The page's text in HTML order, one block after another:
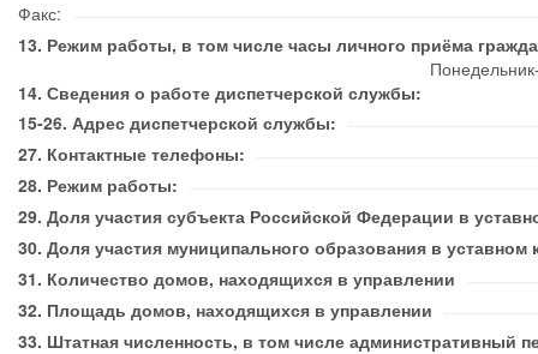
Факс:
Режим работы, в том числе часы личного приёма
Сведения о работе диспетчерской службы:
Адрес диспетчерской службы:
Контактные телефоны:
Режим работы:
Доля участия субъекта Российской Федерации в
Доля участия муниципального образования в уставном
Количество домов, находящихся в управлении
Площадь домов, находящихся в управлении
Штатная численность, в том числе административный